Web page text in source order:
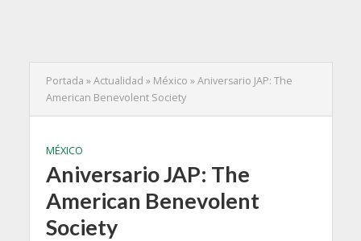
Portada »Actualidad » México »Aniversario JAP: The
American Benevolent Society
MÉXICO
Aniversario JAP: The
American Benevolent
Society